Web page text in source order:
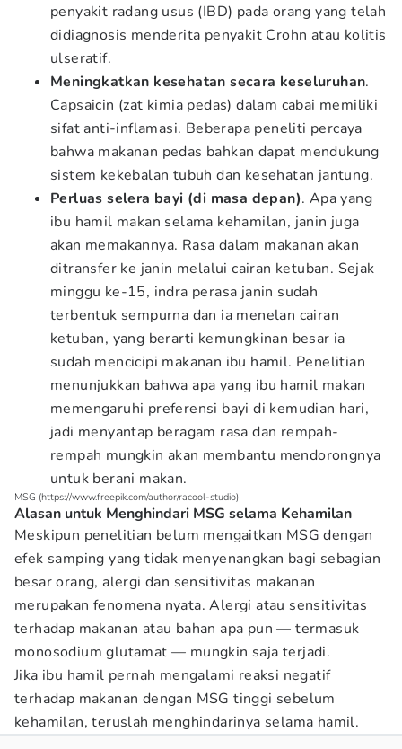
penyakit radang usus (IBD) pada orang yang telah
didiagnosis menderita penyakit Crohn atau kolitis
ulseratif.
Meningkatkan kesehatan secara keseluruhan.
Capsaicin (zat kimia pedas) dalam cabai memiliki
sifat anti-inflamasi. Beberapa peneliti percaya
bahwa makanan pedas bahkan dapat mendukung
sistem kekebalan tubuh dan kesehatan jantung.
Perluas selera bayi (di masa depan). Apa yang
ibu hamil makan selama kehamilan, janin juga
akan memakannya. Rasa dalam makanan akan
ditransfer ke janin melalui cairan ketuban. Sejak
minggu ke-15, indra perasa janin sudah
terbentuk sempurna dan ia menelan cairan
ketuban, yang berarti kemungkinan besar ia
sudah mencicipi makanan ibu hamil. Penelitian
menunjukkan bahwa apa yang ibu hamil makan
memengaruhi preferensi bayi di kemudian hari,
jadi menyantap beragam rasa dan rempah-
rempah mungkin akan membantu mendorongnya
untuk berani makan.
MSG (https://www.freepik.com/author/racool-studio)
Alasan untuk Menghindari MSG selama Kehamilan
Meskipun penelitian belum mengaitkan MSG dengan
efek samping yang tidak menyenangkan bagi sebagian
besar orang, alergi dan sensitivitas makanan
merupakan fenomena nyata. Alergi atau sensitivitas
terhadap makanan atau bahan apa pun — termasuk
monosodium glutamat — mungkin saja terjadi.
Jika ibu hamil pernah mengalami reaksi negatif
terhadap makanan dengan MSG tinggi sebelum
kehamilan, teruslah menghindarinya selama hamil.